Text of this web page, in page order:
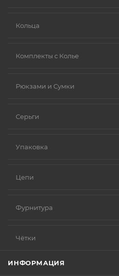
Кольца
Комплекты с Колье
Рюкзами и Сумки
Серьги
Упаковка
Цепи
Фурнитура
Чётки
ИНФОРМАЦИЯ